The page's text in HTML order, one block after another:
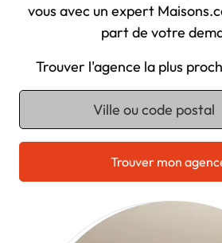
vous avec un expert
part de votre
Trouver l'agence la plus
Chargement...
Trouver mon